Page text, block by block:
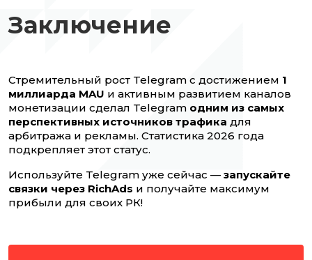
Заключение
Стремительный рост Telegram с достижением 1
миллиарда MAU и активным развитием каналов
монетизации сделал Telegram одним из самых
перспективных источников трафика для
арбитража и рекламы. Статистика 2026 года
подкрепляет этот статус.
Используйте Telegram уже сейчас — запускайте
связки через RichAds и получайте максимум
прибыли для своих РК!